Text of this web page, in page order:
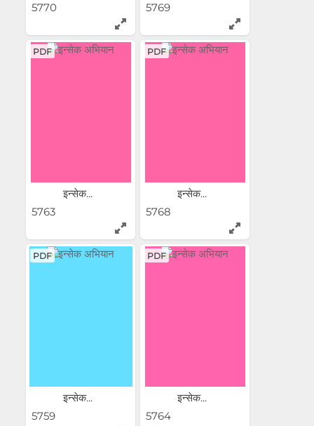
5770
5769
PDF
इन्सेक...
5763
PDF
इन्सेक...
5768
PDF
इन्सेक...
5759
PDF
इन्सेक...
5764